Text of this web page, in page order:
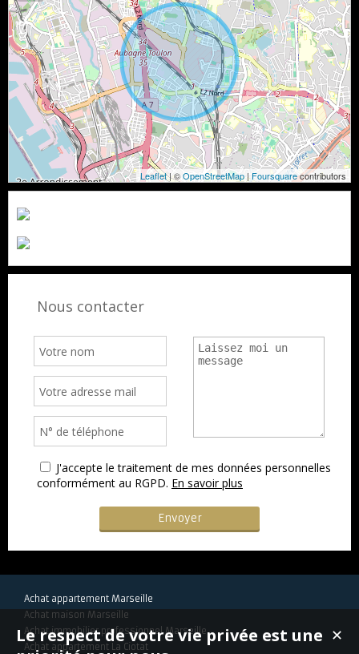
Leaflet| ©OpenStreetMap |Foursquarecontributors
Nous contacter
J'accepte le traitement de mes données personnelles
conformément au RGPD. En savoir plus
Achat appartement Marseille
Achat maison Marseille
Achat immobilier professionnel Marseille
Achat appartement La Ciotat
✕
Le respect de votre vie privée est une